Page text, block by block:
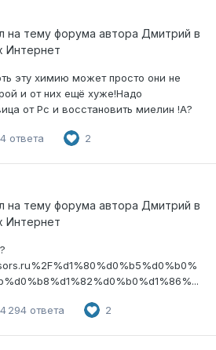
на тему форума автора Дмитрий в
Интернет
эту химию может просто они не
и от них ещё хуже!Надо
от Рс и восстановить миелин !А?
ответа 2
на тему форума автора Дмитрий в
Интернет
4 294 ответа 2